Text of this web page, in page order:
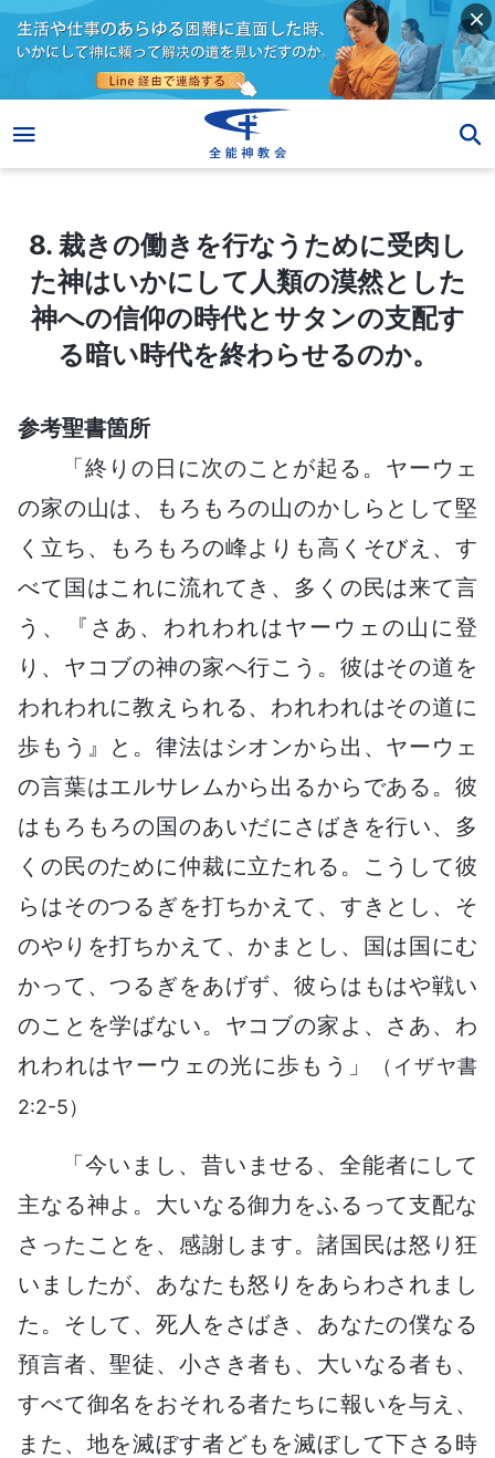
8. 裁きの働きを行なうために受肉し
た神はいかにして人類の漠然とした
神への信仰の時代とサタンの支配す
る暗い時代を終わらせるのか。
参考聖書箇所
「終りの日に次のことが起る。ヤーウェ
の家の山は、もろもろの山のかしらとして堅
く立ち、もろもろの峰よりも高くそびえ、す
べて国はこれに流れてき、多くの民は来て言
う、『さあ、われわれはヤーウェの山に登
り、ヤコブの神の家へ行こう。彼はその道を
われわれに教えられる、われわれはその道に
歩もう』と。律法はシオンから出、ヤーウェ
の言葉はエルサレムから出るからである。彼
はもろもろの国のあいだにさばきを行い、多
くの民のために仲裁に立たれる。こうして彼
らはそのつるぎを打ちかえて、すきとし、そ
のやりを打ちかえて、かまとし、国は国にむ
かって、つるぎをあげず、彼らはもはや戦い
のことを学ばない。ヤコブの家よ、さあ、わ
れわれはヤーウェの光に歩もう」
（イザヤ書
2:2-5）
「今いまし、昔いませる、全能者にして
主なる神よ。大いなる御力をふるって支配な
さったことを、感謝します。諸国民は怒り狂
いましたが、あなたも怒りをあらわされまし
た。そして、死人をさばき、あなたの僕なる
預言者、聖徒、小さき者も、大いなる者も、
すべて御名をおそれる者たちに報いを与え、
また、地を滅ぼす者どもを滅ぼして下さる時